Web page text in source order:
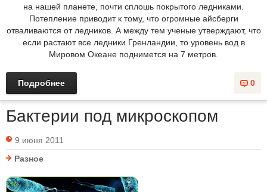
на нашей планете, почти сплошь покрытого ледниками.
Потепление приводит к тому, что огромные айсберги
отваливаются от ледников. А между тем ученые утверждают, что
если растают все ледники Гренландии, то уровень вод в
Мировом Океане поднимется на 7 метров.
0
Подробнее
Бактерии под микроскопом
9 июня 2011
Разное